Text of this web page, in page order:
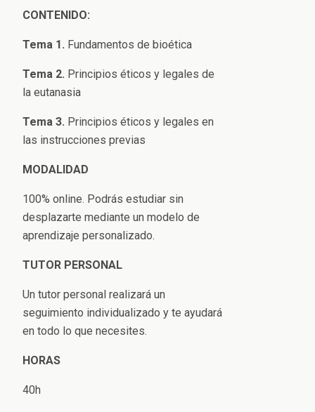
CONTENIDO:
Tema 1. Fundamentos de bioética
Tema 2. Principios éticos y legales de
la eutanasia
Tema 3. Principios éticos y legales en
las instrucciones previas
MODALIDAD
100% online. Podrás estudiar sin
desplazarte mediante un modelo de
aprendizaje personalizado.
TUTOR PERSONAL
Un tutor personal realizará un
seguimiento individualizado y te ayudará
en todo lo que necesites.
HORAS
40h